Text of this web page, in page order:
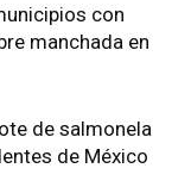
con
manchada en
de salmonela
de México